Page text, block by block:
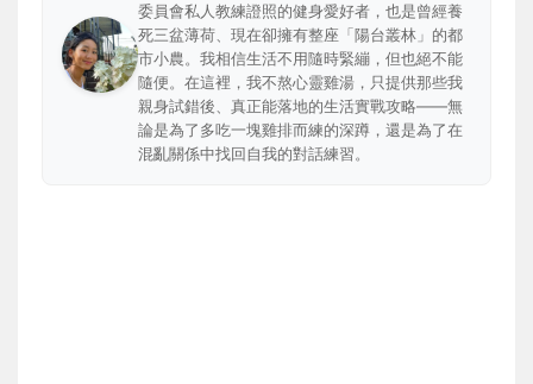
委員會私人教練證照的健身愛好者，也是曾經養
死三盆薄荷、現在卻擁有整座「陽台叢林」的都
市小農。我相信生活不用隨時緊繃，但也絕不能
隨便。在這裡，我不熬心靈雞湯，只提供那些我
親身試錯後、真正能落地的生活實戰攻略——無
論是為了多吃一塊雞排而練的深蹲，還是為了在
混亂關係中找回自我的對話練習。